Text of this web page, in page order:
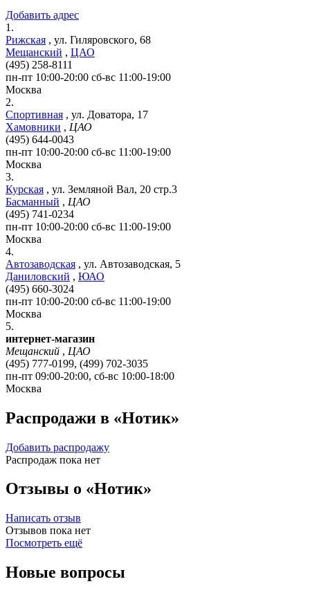
Добавить адрес
1.
Рижская , ул. Гиляровского, 68
Мещанский , ЦАО
(495) 258-8111
пн-пт 10:00-20:00 сб-вс 11:00-19:00
Москва
2.
Спортивная , ул. Доватора, 17
Хамовники , ЦАО
(495) 644-0043
пн-пт 10:00-20:00 сб-вс 11:00-19:00
Москва
3.
Курская , ул. Земляной Вал, 20 стр.3
Басманный , ЦАО
(495) 741-0234
пн-пт 10:00-20:00 сб-вс 11:00-19:00
Москва
4.
Автозаводская , ул. Автозаводская, 5
Даниловский , ЮАО
(495) 660-3024
пн-пт 10:00-20:00 сб-вс 11:00-19:00
Москва
5.
интернет-магазин
Мещанский , ЦАО
(495) 777-0199, (499) 702-3035
пн-пт 09:00-20:00, сб-вс 10:00-18:00
Москва
Распродажи в «Нотик»
Добавить распродажу
Распродаж пока нет
Отзывы о «Нотик»
Написать отзыв
Отзывов пока нет
Посмотреть ещё
Новые вопросы